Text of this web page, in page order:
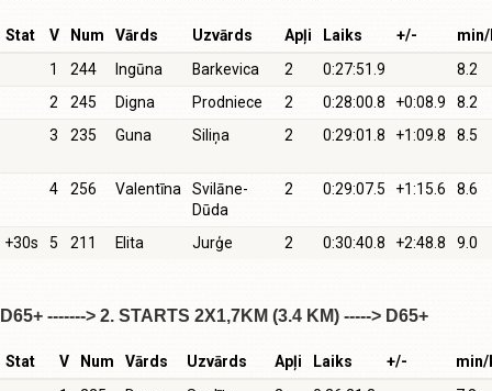
Stat V Num Vārds Uzvārds Apļi Laiks +/-
1
244 Ingūna Barkevica 2 0:27:51.9
8.2
2
245 Digna Prodniece 2 0:28:00.8 +0:08.9
8.2
3
235 Guna Siliņa 2 0:29:01.8 +1:09.8 8.5
4 256 Valentīna
Svilāne-
Dūda
2 0:29:07.5 +1:15.6 8.6
+30s 5 211 Elita Jurģe 2 0:30:40.8 +2:48.8 9.0
D65+ -------> 2. STARTS 2X1,7KM (3.4 KM) -----> D65+
Stat V Num Vārds Uzvārds Apļi Laiks +/-